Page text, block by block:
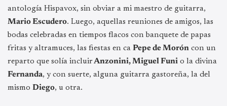
antología Hispavox, sin obviar a mi maestro de guitarra,
Mario Escudero. Luego, aquellas reuniones de amigos, las
bodas celebradas en tiempos flacos con banquete de papas
fritas y altramuces, las fiestas en ca Pepe de Morón con un
reparto que solía incluirAnzonini, Miguel Funi o la divina
Fernanda, y con suerte, alguna guitarra gastoreña, la del
mismo Diego, u otra.